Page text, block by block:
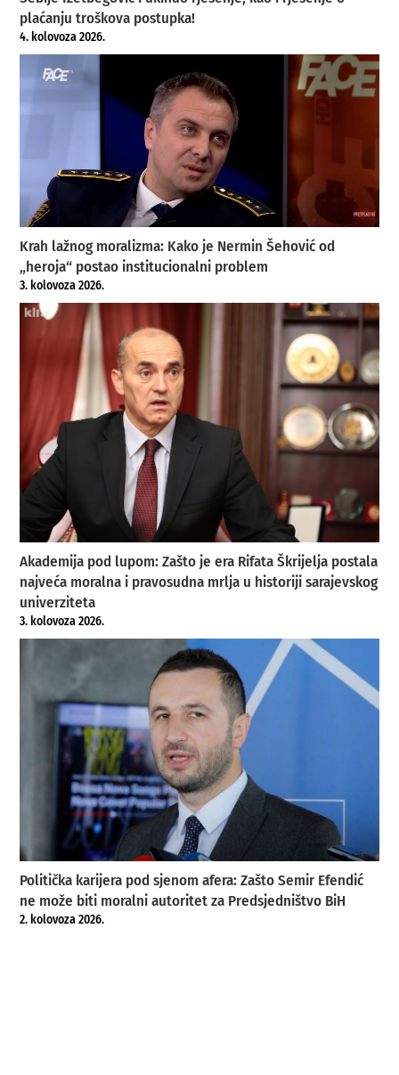
plaćanju troškova postupka!
4. kolovoza 2026.
Krah lažnog moralizma: Kako je Nermin Šehović od
„heroja“ postao institucionalni problem
3. kolovoza 2026.
Akademija pod lupom: Zašto je era Rifata Škrijelja postala
najveća moralna i pravosudna mrlja u historiji sarajevskog
univerziteta
3. kolovoza 2026.
Politička karijera pod sjenom afera: Zašto Semir Efendić
ne može biti moralni autoritet za Predsjedništvo BiH
2. kolovoza 2026.